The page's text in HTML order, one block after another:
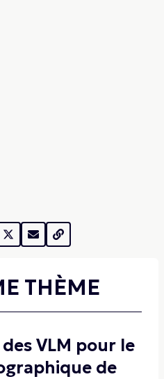
THÈME
VLM pour le
de